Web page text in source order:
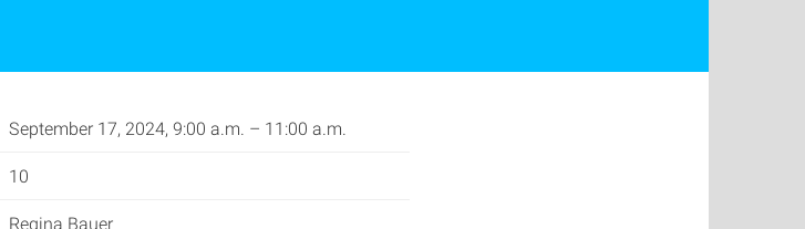
September 17, 2024, 9:00 a.m. – 11:00 a.m.
10
Regina Bauer